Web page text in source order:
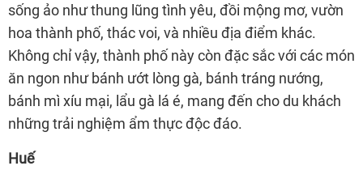
sống ảo như thung lũng tình yêu, đồi mộng mơ, vườn
hoa thành phố, thác voi, và nhiều địa điểm khác.
Không chỉ vậy, thành phố này còn đặc sắc với các món
ăn ngon như bánh ướt lòng gà, bánh tráng nướng,
bánh mì xíu mại, lẩu gà lá é, mang đến cho du khách
những trải nghiệm ẩm thực độc đáo.
Huế